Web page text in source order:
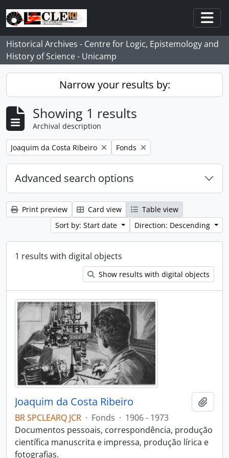
Skip to main content
Historical Archives - Centre for Logic, Epistemology and
History of Science - Unicamp
Narrow your results by:
Showing 1 results
Archival description
Remove filter:
Joaquim da Costa Ribeiro Remove filter:
Fonds
Advanced search options
Print preview Card view
Table view
Sort by: Start date
Direction: Descending
1 results with digital objects
Show results with digital objects
Joaquim da Costa Ribeiro
BR SPCLEARQ JCR · Fonds · 1906 - 1973
Documentos pessoais, correspondência, produção
científica manuscrita e impressa, produção lírica e
fotografias.